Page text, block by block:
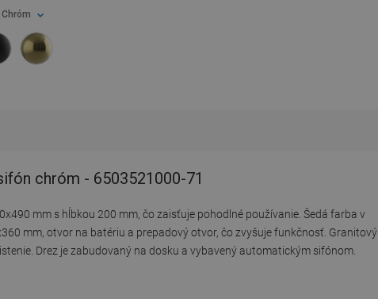
Chróm
chróm - 6503521000-71
mm s hĺbkou 200 mm, čo zaisťuje pohodlné používanie. Šedá farba v
mm, otvor na batériu a prepadový otvor, čo zvyšuje funkčnosť. Granitový
Drez je zabudovaný na dosku a vybavený automatickým sifónom.